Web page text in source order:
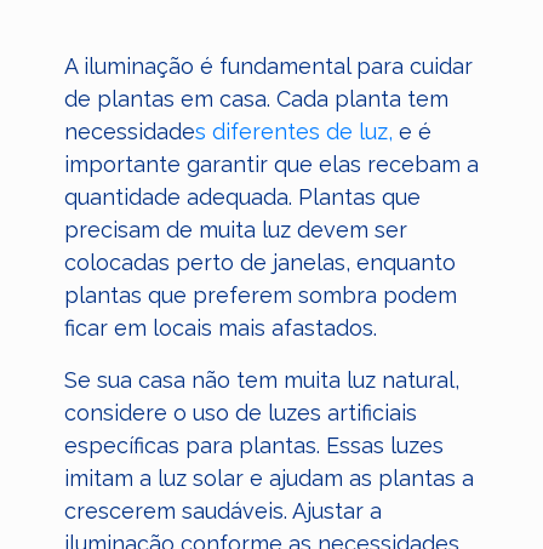
A iluminação é fundamental para cuidar
de plantas em casa. Cada planta tem
necessidades diferentes de luz, e é
importante garantir que elas recebam a
quantidade adequada. Plantas que
precisam de muita luz devem ser
colocadas perto de janelas, enquanto
plantas que preferem sombra podem
ficar em locais mais afastados.
Se sua casa não tem muita luz natural,
considere o uso de luzes artificiais
específicas para plantas. Essas luzes
imitam a luz solar e ajudam as plantas a
crescerem saudáveis. Ajustar a
iluminação conforme as necessidades